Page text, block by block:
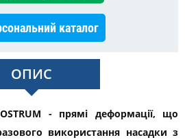
каталог
ОПИС
- прямі деформації, що
використання насадки з